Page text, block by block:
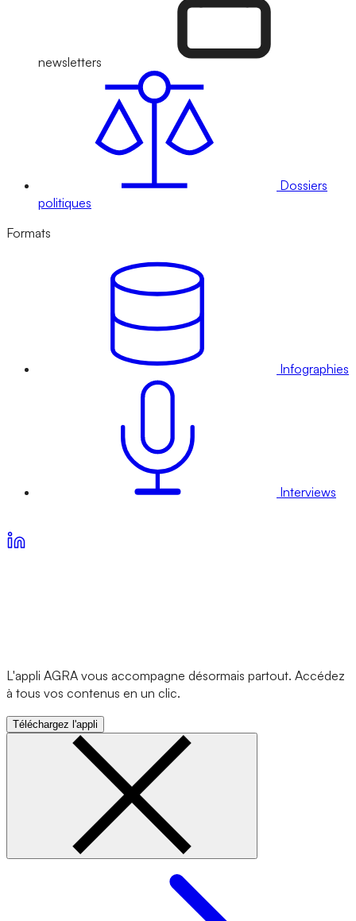
newsletters
Dossiers
politiques
Formats
Infographies
Interviews
L'appli AGRA vous accompagne désormais partout. Accédez
à tous vos contenus en un clic.
Téléchargez l'appli